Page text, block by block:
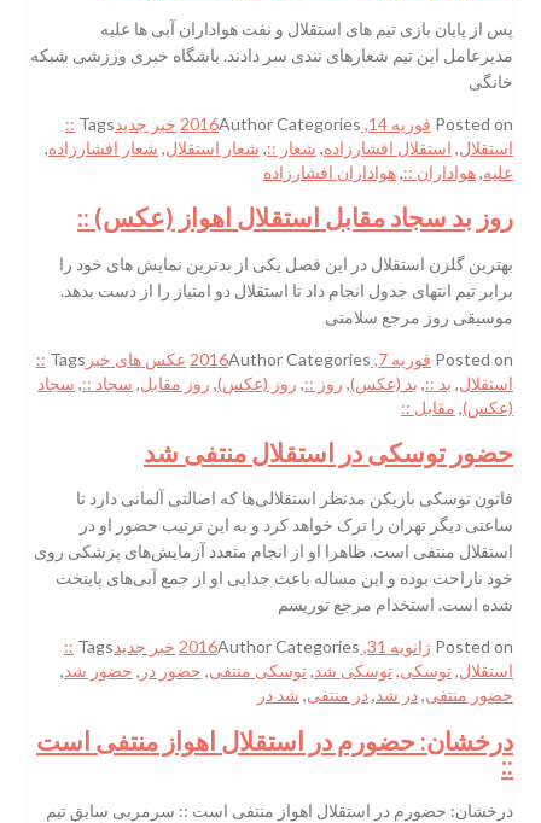
پس از پایان بازی تیم های استقلال و نفت هواداران آبی ها علیه
مدیرعامل این تیم شعارهای تندی سر دادند. باشگاه خبری ورزشی شبکه
خانگی
Posted on فوریه 14, 2016 AuthorCategories خبر جدیدTags
::
استقلال, استقلال افشارزاده, شعار ::, شعار استقلال, شعار افشارزاده,
علیه,هواداران ::,هواداران افشارزاده
روز بد سجاد مقابل استقلال اهواز (عکس) ::
بهترین گلزن استقلال در این فصل یکی از بدترین نمایش های خود را
برابر تیم انتهای جدول انجام داد تا استقلال دو امتیاز را از دست بدهد.
موسیقی روز مرجع سلامتی
Posted on فوریه 7, 2016 AuthorCategories عکس های خبر Tags
::
استقلال, بد ::, بد (عکس), روز ::, روز (عکس), روز مقابل, سجاد ::, سجاد
(عکس), مقابل ::
حضور توسکی در استقلال منتفی شد
فاتون توسکی بازیکن مدنظر استقلالی‌ها که اصالتی آلمانی دارد تا
ساعتی دیگر تهران را ترک خواهد کرد و به این ترتیب حضور او در
استقلال منتفی است. ظاهرا او از انجام متعدد آزمایش‌های پزشکی روی
خود ناراحت بوده و این مساله باعث جدایی او از جمع آبی‌های پایتخت
شده است. استخدام مرجع توریسم
Posted on ژانویه 31, 2016 AuthorCategories خبر جدیدTags
::
استقلال,توسکی,توسکی شد,توسکی منتفی, حضور در , حضور شد,
حضور منتفی,در شد,در منتفی, شد در
درخشان: حضورم در استقلال اهواز منتفی است
::
درخشان: حضورم در استقلال اهواز منتفی است :: سرمربی سابق تیم